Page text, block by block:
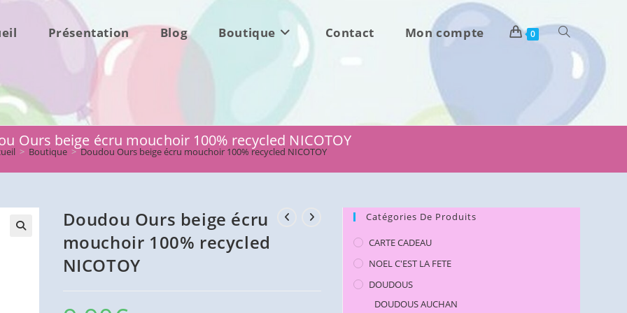
Présentation Blog Boutique Contact Mon compte 0 Toggle
Ours beige écru mouchoir 100% recycled NICOTOY
> Boutique > Doudou Ours beige écru mouchoir 100% recycled NICOTOY
Doudou Ours beige écru
mouchoir 100% recycled
NICOTOY
Catégories De Produits
CARTE CADEAU
NOEL C'EST LA FETE
DOUDOUS
DOUDOUS AUCHAN